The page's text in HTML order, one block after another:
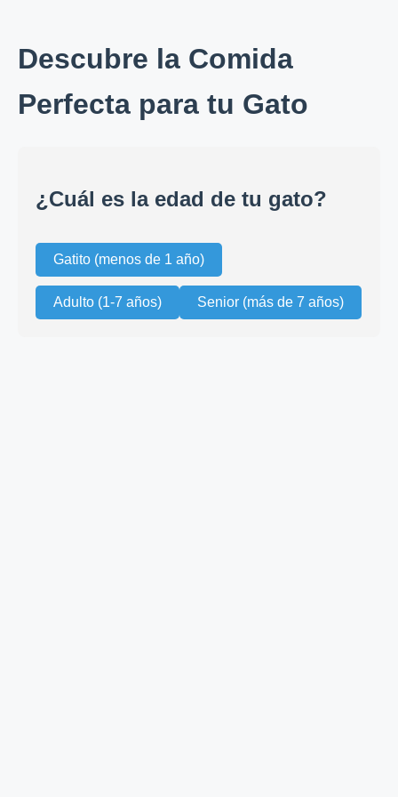
Descubre la Comida
Perfecta para tu Gato
¿Cuál es la edad de tu gato?
Gatito (menos de 1 año)
Adulto (1-7 años) Senior (más de 7 años)